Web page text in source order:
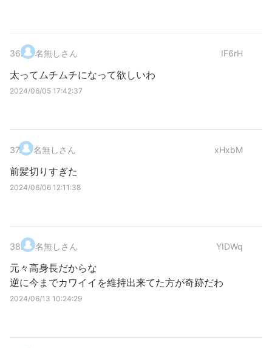
36. 名無しさん IF6rH
太ってムチムチになって欲しいわ
2024/06/05 17:42:37
37. 名無しさん xHxbM
前髪切りすぎた
2024/06/06 12:11:38
38. 名無しさん YIDWq
元々高身長だからな
逆に今までカワイイを維持出来てた方が奇跡だわ
2024/06/13 10:24:29